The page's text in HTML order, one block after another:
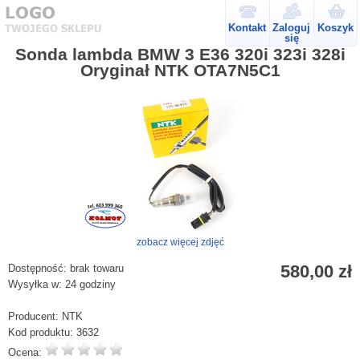
Kontakt Zaloguj
się
Koszyk
Sonda lambda BMW 3 E36 320i 323i 328i
Oryginał NTK OTA7N5C1
zobacz więcej zdjęć
580,00 zł
Dostępność: brak towaru
Wysyłka w: 24 godziny
Producent: NTK
Kod produktu: 3632
Ocena: